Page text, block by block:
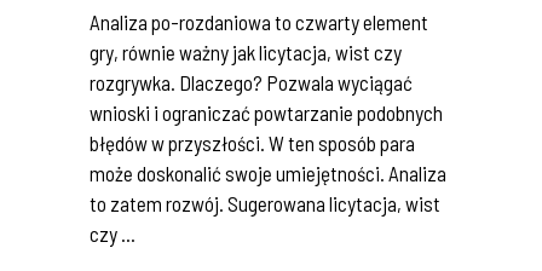
Analiza po-rozdaniowa to czwarty element
gry, równie ważny jak licytacja, wist czy
rozgrywka. Dlaczego? Pozwala wyciągać
wnioski i ograniczać powtarzanie podobnych
błędów w przyszłości. W ten sposób para
może doskonalić swoje umiejętności. Analiza
to zatem rozwój. Sugerowana licytacja, wist
czy